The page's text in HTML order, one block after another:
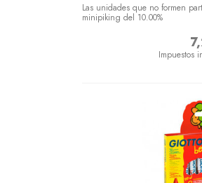
Las unidades que no formen
minipiking del 10.00%
Impuestos